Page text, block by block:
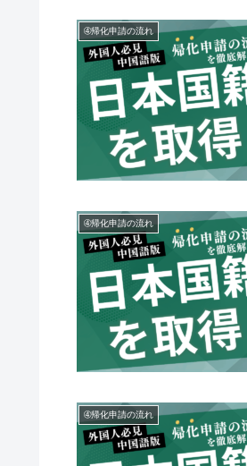
➃帰化申請の流れ
➃帰化申請の流れ
➃帰化申請の流れ